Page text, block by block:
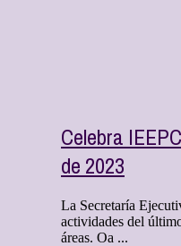
Celebra
de 2023
La Secretaría
actividades del
áreas. Oa ...